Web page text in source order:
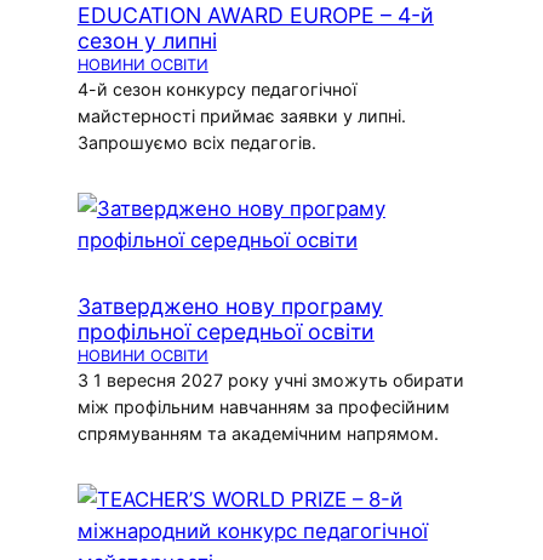
EDUCATION AWARD EUROPE – 4-й
сезон у липні
НОВИНИ ОСВІТИ
4-й сезон конкурсу педагогічної
майстерності приймає заявки у липні.
Запрошуємо всіх педагогів.
Затверджено нову програму
профільної середньої освіти
НОВИНИ ОСВІТИ
З 1 вересня 2027 року учні зможуть обирати
між профільним навчанням за професійним
спрямуванням та академічним напрямом.